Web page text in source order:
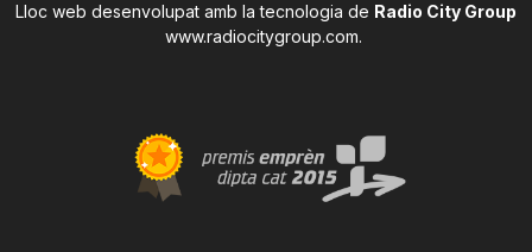
Lloc web desenvolupat amb la tecnologia de Radio City Group
www.radiocitygroup.com.